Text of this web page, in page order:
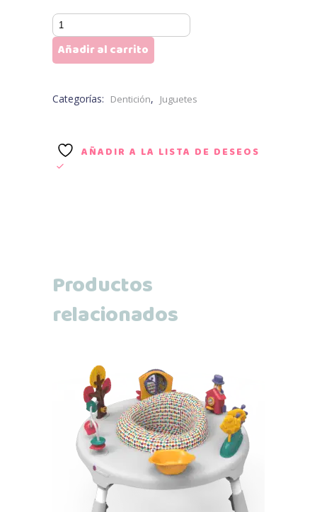
SASSY
Juguete
Sonaja
Mordedera
Añadir al carrito
Categorías: Dentición, Juguetes
AÑADIR A LA LISTA DE DESEOS
Productos
relacionados
Añadir al carrito